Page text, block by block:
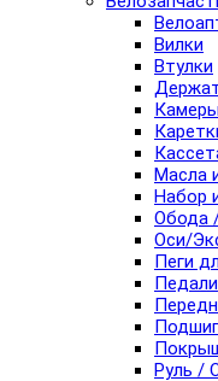
Вилки
Втулки
Камеры
Масла
Набор
Обода
Оси/
Пеги
Педали
Руль /